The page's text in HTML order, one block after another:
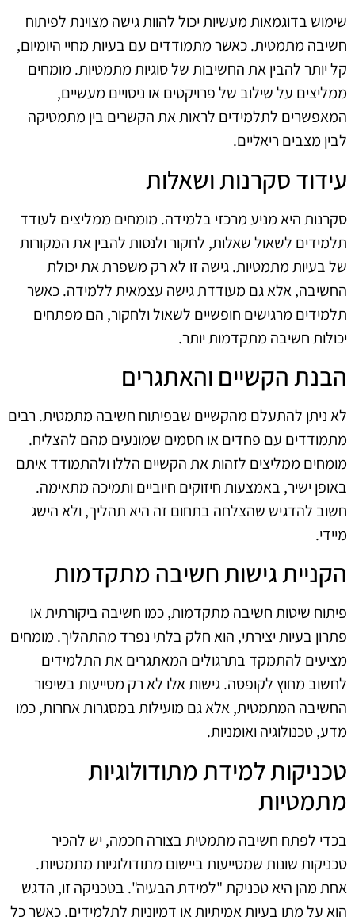
שימוש בדוגמאות מעשיות יכול להוות גישה מצוינת לפיתוח
חשיבה מתמטית. כאשר מתמודדים עם בעיות מחיי היומיום,
קל יותר להבין את החשיבות של סוגיות מתמטיות. מומחים
ממליצים על שילוב של פרויקטים או ניסויים מעשיים,
המאפשרים לתלמידים לראות את הקשרים בין מתמטיקה
לבין מצבים ריאליים.
עידוד סקרנות ושאלות
סקרנות היא מניע מרכזי בלמידה. מומחים ממליצים לעודד
תלמידים לשאול שאלות, לחקור ולנסות להבין את המקורות
של בעיות מתמטיות. גישה זו לא רק משפרת את יכולת
החשיבה, אלא גם מעודדת גישה עצמאית ללמידה. כאשר
תלמידים מרגישים חופשיים לשאול ולחקור, הם מפתחים
יכולות חשיבה מתקדמות יותר.
הבנת הקשיים והאתגרים
לא ניתן להתעלם מהקשיים שבפיתוח חשיבה מתמטית. רבים
מתמודדים עם פחדים או חסמים שמונעים מהם להצליח.
מומחים ממליצים לזהות את הקשיים הללו ולהתמודד איתם
באופן ישיר, באמצעות חיזוקים חיוביים ותמיכה מתאימה.
חשוב להדגיש שהצלחה בתחום זה היא תהליך, ולא הישג
מיידי.
הקניית גישות חשיבה מתקדמות
פיתוח שיטות חשיבה מתקדמות, כמו חשיבה ביקורתית או
פתרון בעיות יצירתי, הוא חלק בלתי נפרד מהתהליך. מומחים
מציעים להתמקד בתרגולים המאתגרים את התלמידים
לחשוב מחוץ לקופסה. גישות אלו לא רק מסייעות בשיפור
החשיבה המתמטית, אלא גם מועילות במסגרות אחרות, כמו
מדע, טכנולוגיה ואומניות.
טכניקות למידת מתודולוגיות
מתמטיות
בכדי לפתח חשיבה מתמטית בצורה חכמה, יש להכיר
טכניקות שונות שמסייעות ביישום מתודולוגיות מתמטיות.
אחת מהן היא טכניקת "למידת הבעיה". בטכניקה זו, הדגש
הוא על מתן בעיות אמיתיות או דמיוניות לתלמידים, כאשר כל